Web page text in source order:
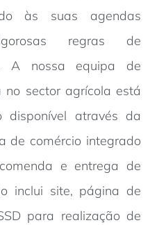
às suas agendas
regras de
A nossa equipa de
no sector agrícola está
através da
de comércio integrado
e entrega de
inclui site, página de
para realização de